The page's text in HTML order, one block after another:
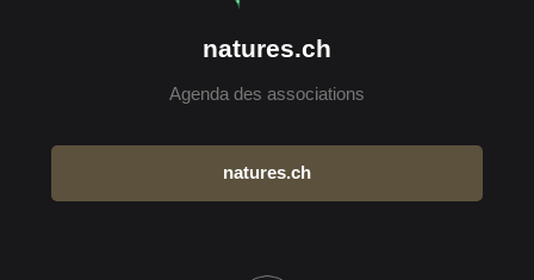
natures.ch
Agenda des associations
natures.ch